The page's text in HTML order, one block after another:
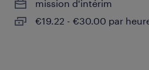
mission d'intérim
€19.22 - €30.00 par